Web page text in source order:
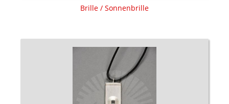
Brille / Sonnenbrille